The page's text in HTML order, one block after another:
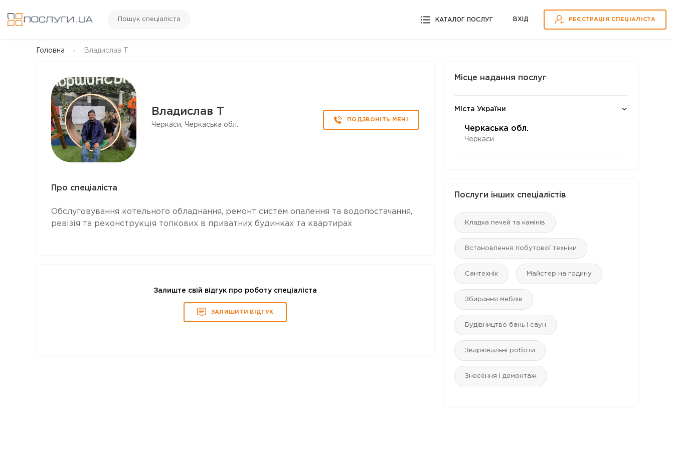
Пошук спеціаліста КАТАЛОГ ПОСЛУГ ВХІД РЕЄСТРАЦІЯ СПЕЦІАЛІСТА
Головна Владислав Т
Владислав Т
Черкаси, Черкаська обл.
ПОДЗВОНІТЬ МЕНІ
Про спеціаліста
Обслуговування котельного обладнання, ремонт систем опалення та водопостачання,
ревізія та реконструкція топкових в приватних будинках та квартирах
Залиште свій відгук про роботу спеціаліста
ЗАЛИШИТИ ВІДГУК
Місце надання послуг
Міста України
Черкаська обл.
Черкаси
Послуги інших спеціалістів
Кладка печей та камінів
Встановлення побутової техніки
Сантехнік Майстер на годину
Збирання меблів
Будівництво бань і саун
Зварювальні роботи
Знесення і демонтаж